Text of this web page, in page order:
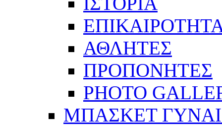
ΑΘΛΗΤΕΣ
ΠΡΟΠΟΝΗΤΕΣ
PHOTO
ΜΠΑΣΚΕΤ